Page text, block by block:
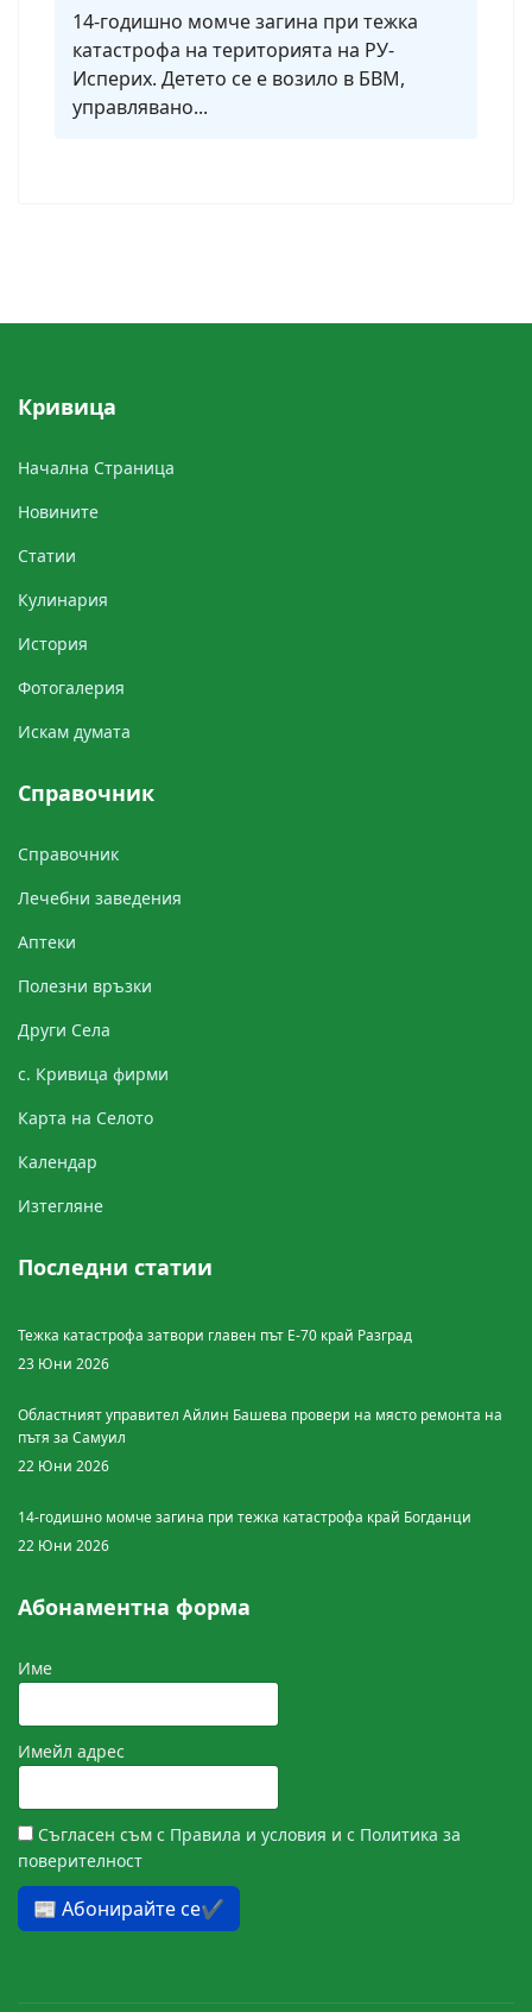
14-годишно момче загина при тежка
катастрофа на територията на РУ-
Исперих. Детето се е возило в БВМ,
управлявано...
Кривицa
Начална Cтраница
Новините
Cтатии
Кулинария
История
Фотогалерия
Искам думата
Справочник
Справочник
Лечебни заведения
Аптеки
Полезни връзки
Други Cела
с. Кривица фирми
Картa на Селото
Календар
Изтегляне
Последни статии
Тежка катастрофа затвори главен път Е-70 край Разград
23 Юни 2026
Областният управител Айлин Башева провери на място ремонта на
пътя за Самуил
22 Юни 2026
14-годишно момче загина при тежка катастрофа край Богданци
22 Юни 2026
Абонаментна форма
Име
Имейл адрес
Съгласен съм с Правила и условия и с Политика за
поверителност
📰 Абонирайте се✔️